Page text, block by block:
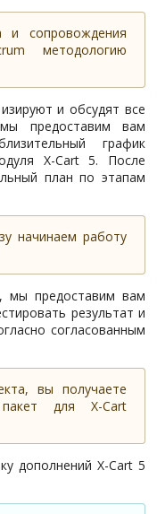
и сопровождения
методологию
и обсудят все
предоставим вам
график
X-Cart 5. После
план по этапам
начинаем работу
мы предоставим вам
результат и
согласованным
вы получаете
для X-Cart
дополнений X-Cart 5